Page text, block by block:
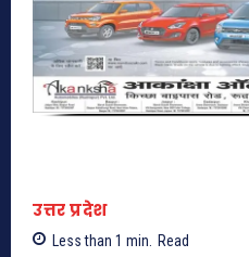
उत्तर प्रदेश
Less than 1 min. Read